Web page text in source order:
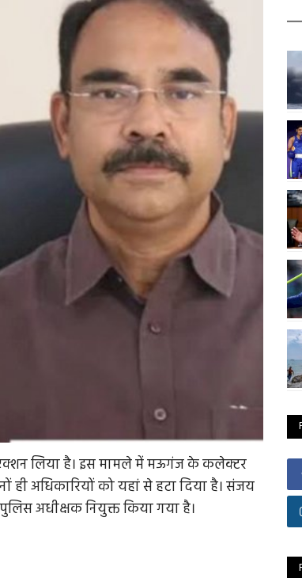
लिया है। इस मामले में मऊगंज के कलेक्टर
ही अधिकारियों को यहां से हटा दिया है। संजय
अधीक्षक नियुक्त किया गया है।